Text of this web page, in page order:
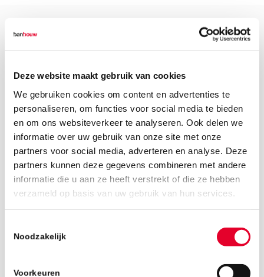
Deze website maakt gebruik van cookies
We gebruiken cookies om content en advertenties te
personaliseren, om functies voor social media te bieden
en om ons websiteverkeer te analyseren. Ook delen we
informatie over uw gebruik van onze site met onze
partners voor social media, adverteren en analyse. Deze
partners kunnen deze gegevens combineren met andere
informatie die u aan ze heeft verstrekt of die ze hebben
verzameld op basis van uw gebruik van hun services.
Noodzakelijk
Voorkeuren